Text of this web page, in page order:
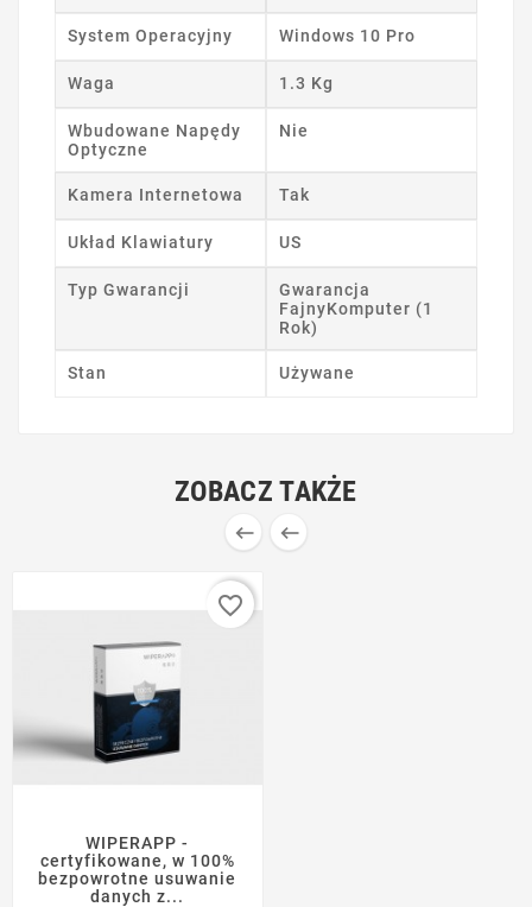
System Operacyjny Windows 10 Pro
Waga 1.3 Kg
Wbudowane Napędy
Optyczne
Nie
Kamera Internetowa Tak
Układ Klawiatury US
Typ Gwarancji
Gwarancja
FajnyKomputer (1
Rok)
Stan Używane
ZOBACZ TAKŻE
 
WIPERAPP -
certyfikowane, w 100%
bezpowrotne usuwanie
danych z...
favorite_border